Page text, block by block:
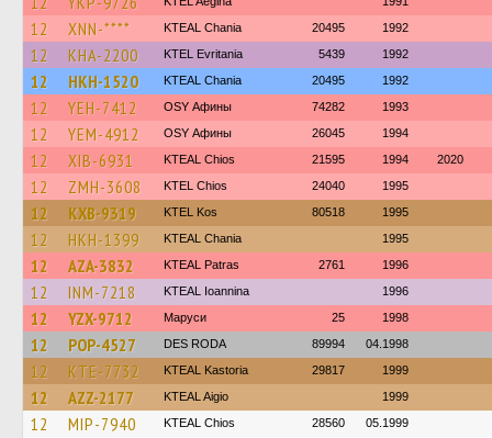
12 XNN-**** KTEAL Chania 20495 1992
12 KHA-2200 ΚΤΕL Evritania 5439 1992
12 HKH-1520 KTEAL Chania 20495 1992
12 YEH-7412 OSY Афины 74282 1993
12 YEM-4912 OSY Афины 26045 1994
12 XIB-6931 KTEAL Chios 21595 1994 2020
12 ZMH-3608 KTEL Chios 24040 1995
12 KXB-9319 KTEL Kos 80518 1995
12 HKH-1399 KTEAL Chania 1995
12 AZA-3832 KTEAL Patras 2761 1996
12 INM-7218 KTEAL Ioannina 1996
12 YZX-9712 Маруси 25 1998
12 POP-4527 DES RODA 89994 04.1998
12 KTE-7732 KTEAL Kastoria 29817 1999
12 AZZ-2177 KTEAL Aigio 1999
12 MIP-7940 KTEAL Chios 28560 05.1999